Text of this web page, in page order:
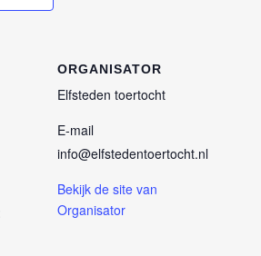
ORGANISATOR
Elfsteden toertocht
E-mail
info@elfstedentoertocht.nl
Bekijk de site van
Organisator